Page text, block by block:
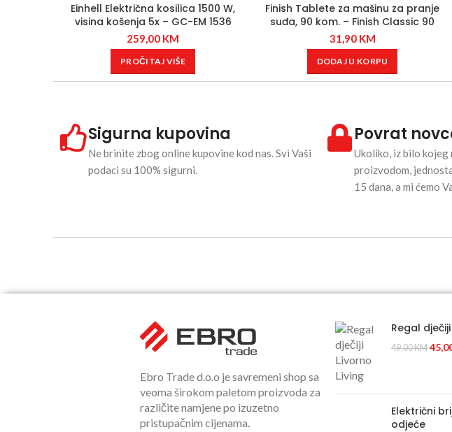
Einhell Električna kosilica 1500 W,
visina košenja 5x – GC-EM 1536
259,00 KM
PROČITAJ VIŠE
Finish Tablete za mašinu za pranje
suđa, 90 kom. – Finish Classic 90
31,90 KM
DODAJ U KORPU
Sigurna kupovina
Ne brinite zbog online kupovine kod nas. Svi Vaši
podaci su 100% sigurni.
Povrat
Ukoliko, iz bilo
proizvodom,
15 dana, a mi ćemo
Ebro Trade d.o.o je savremeni shop sa
veoma širokom paletom proizvoda za
različite namjene po izuzetno
pristupačnim cijenama.
Regal
49,00KM
Električni
odjeće